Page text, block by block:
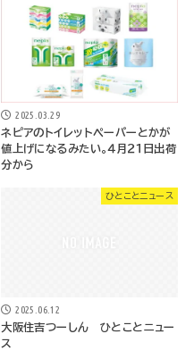
2025.03.29
ネピアのトイレットペーパーとかが
値上げになるみたい。４月２１日出荷
分から
ひとことニュース
2025.06.12
大阪住吉つーしん ひとことニュー
ス